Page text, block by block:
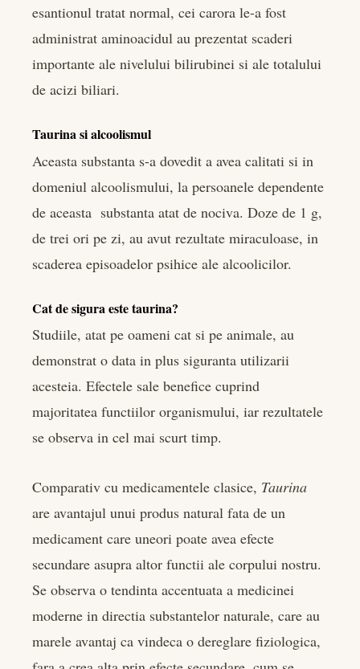
esantionul tratat normal, cei carora le-a fost
administrat aminoacidul au prezentat scaderi
importante ale nivelului bilirubinei si ale totalului
de acizi biliari.
Taurina si alcoolismul
Aceasta substanta s-a dovedit a avea calitati si in
domeniul alcoolismului, la persoanele dependente
de aceasta substanta atat de nociva. Doze de 1 g,
de trei ori pe zi, au avut rezultate miraculoase, in
scaderea episoadelor psihice ale alcoolicilor.
Cat de sigura este taurina?
Studiile, atat pe oameni cat si pe animale, au
demonstrat o data in plus siguranta utilizarii
acesteia. Efectele sale benefice cuprind
majoritatea functiilor organismului, iar rezultatele
se observa in cel mai scurt timp.
Comparativ cu medicamentele clasice, Taurina
are avantajul unui produs natural fata de un
medicament care uneori poate avea efecte
secundare asupra altor functii ale corpului nostru.
Se observa o tendinta accentuata a medicinei
moderne in directia substantelor naturale, care au
marele avantaj ca vindeca o dereglare fiziologica,